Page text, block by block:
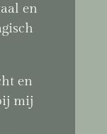
en
en
mij